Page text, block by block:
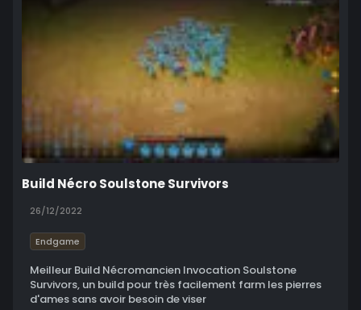
Build Nécro Soulstone Survivors
26/12/2022
Endgame
Meilleur Build Nécromancien Invocation Soulstone
Survivors, un build pour très facilement farm les pierres
d'ames sans avoir besoin de viser